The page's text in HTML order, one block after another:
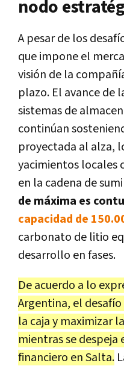
nodo
A pesar de los
que impone el
visión de la
plazo. El avance de
sistemas de
continúan
proyectada al alza,
yacimientos locales
en la cadena de
de máxima es
capacidad de
carbonato de litio
desarrollo en fases.
De acuerdo a lo
Argentina, el
la caja y maximizar
mientras se
financiero en Salta.